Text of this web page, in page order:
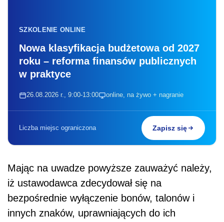
SZKOLENIE ONLINE
Nowa klasyfikacja budżetowa od 2027
roku – reforma finansów publicznych
w praktyce
26.08.2026 r., 9:00-13:00 online, na żywo + nagranie
Liczba miejsc ograniczona Zapisz się
Mając na uwadze powyższe zauważyć należy,
iż ustawodawca zdecydował się na
bezpośrednie wyłączenie bonów, talonów i
innych znaków, uprawniających do ich